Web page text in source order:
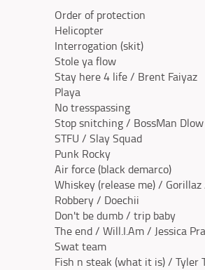
Order of protection
Helicopter
Interrogation (skit)
Stole ya flow
Stay here 4 life / Brent Faiyaz
Playa
No tresspassing
Stop snitching / BossMan
STFU / Slay Squad
Punk Rocky
Air force (black demarco)
Whiskey (release me) /
Robbery / Doechii
Don't be dumb / trip baby
The end / Will.I.Am / Jessica
Swat team
Fish n steak (what it is) / Tyler